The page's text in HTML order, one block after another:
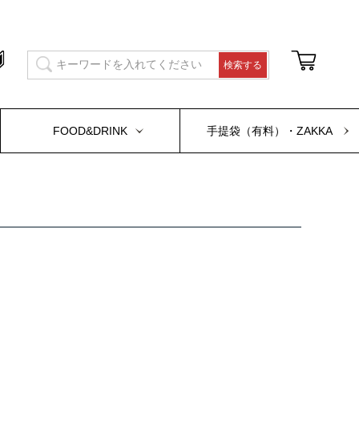
FOOD&DRINK 手提袋（有料）・ZAKKA